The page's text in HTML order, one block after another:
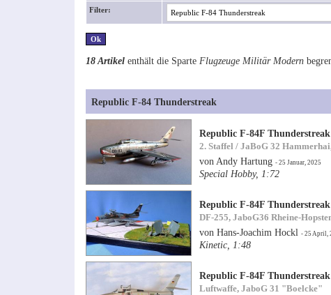
Filter:
18 Artikelenthält die Sparte Flugzeuge Militär Modern
Republic F-84 Thunderstreak
Republic F-84F Thunderstreak
2. Staffel / JaBoG 32
von Andy Hartung - 25 Januar, 2025
Special Hobby, 1:72
Republic F-84F Thunderstreak
DF-255, JaboG36 Rheine-
von Hans-Joachim Hockl - 25 April,
Kinetic, 1:48
Republic F-84F Thunderstreak
Luftwaffe, JaboG 31 "Boelcke"